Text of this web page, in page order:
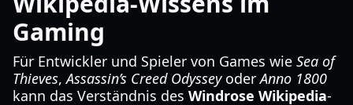
Gaming
Für Entwickler und Spieler von Games wie Sea of
Thieves,Assassin’s Creed OdysseyoderAnno 1800
kann das Verständnis des Windrose Wikipedia-